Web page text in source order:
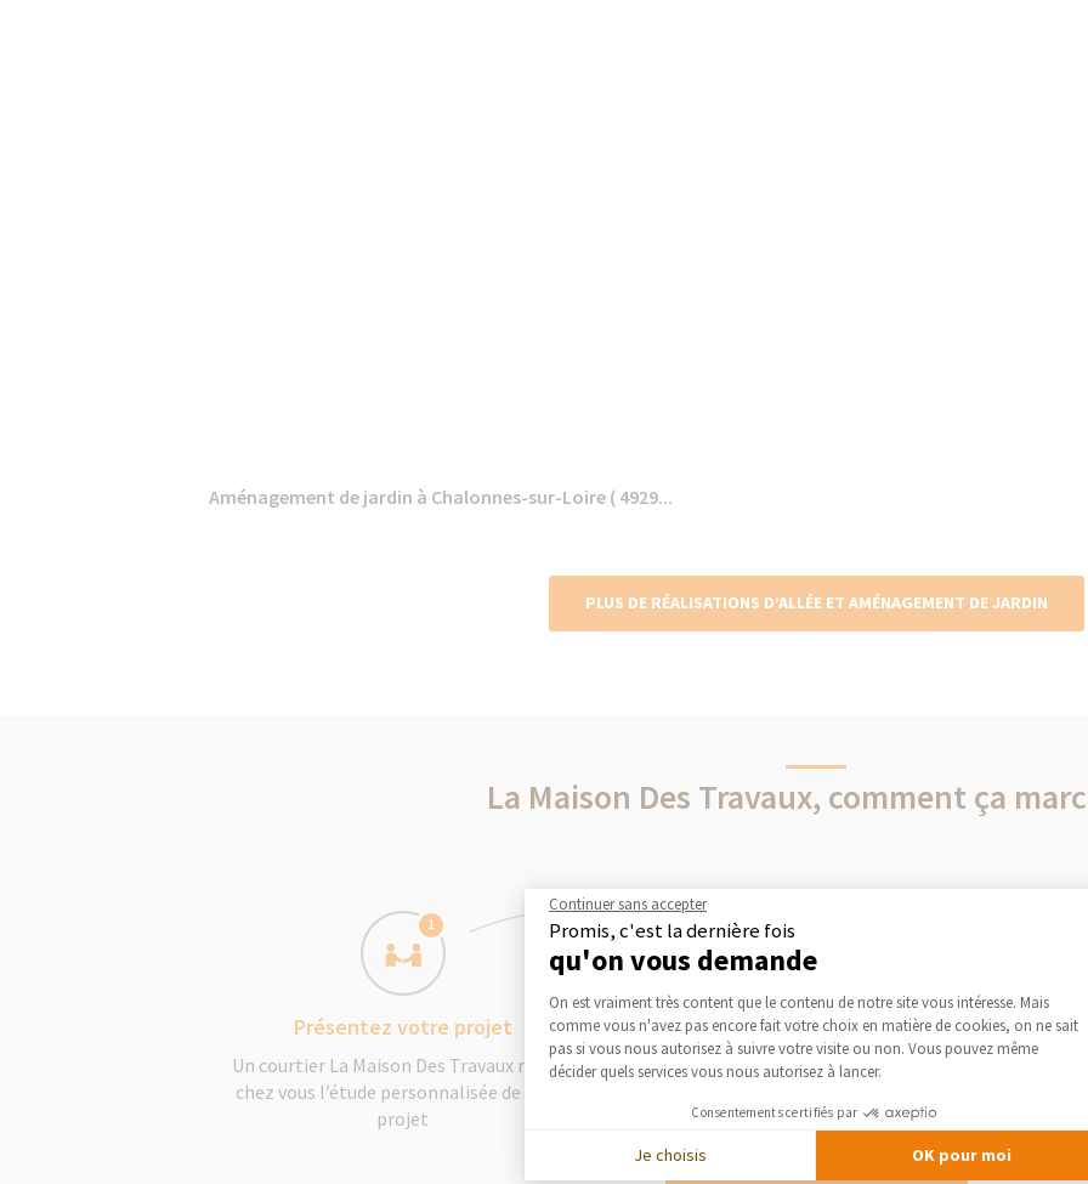
Aménagement de jardin à Chalonnes-sur-Loire ( 4929...
PLUS DE RÉALISATIONS D’ALLÉE ET AMÉNAGEMENT DE JARDIN
La Maison Des Travaux, comment ça
1
Présentez votre projet
Un courtier La Maison Des Travaux réalise
chez vous l’étude personnalisée de votre
projet
Obtenez des devis gratuits
Le courtier vous présente gratuitement et
a séléctionnés pour votre projet
Continuer sans accepter
Promis, c'est la dernière fois
qu'on vous demande
Plateforme de Gestion du Consentement
On est vraiment très content que le contenu de notre site vous intéresse. Mais
comme vous n'avez pas encore fait votre choix en matière de cookies, on ne sait
pas si vous nous autorisez à suivre votre visite ou non. Vous pouvez même
décider quels services vous nous autorisez à lancer.
Consentements certifiés par
Je choisis OK pour moi
Axeptio consent